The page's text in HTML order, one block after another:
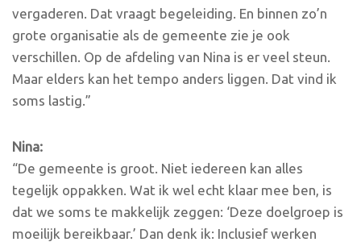
vergaderen. Dat vraagt begeleiding. En binnen zo’n
grote organisatie als de gemeente zie je ook
verschillen. Op de afdeling van Nina is er veel steun.
Maar elders kan het tempo anders liggen. Dat vind ik
soms lastig.”
Nina:
“De gemeente is groot. Niet iedereen kan alles
tegelijk oppakken. Wat ik wel echt klaar mee ben, is
dat we soms te makkelijk zeggen: ‘Deze doelgroep is
moeilijk bereikbaar.’ Dan denk ik: Inclusief werken